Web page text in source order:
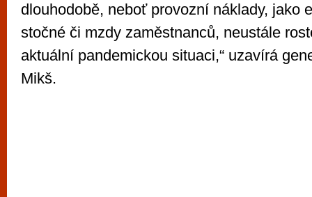
dlouhodobě, neboť provozní náklady, jako
stočné či mzdy zaměstnanců, neustále
aktuální pandemickou situaci,“ uzavírá
Mikš.